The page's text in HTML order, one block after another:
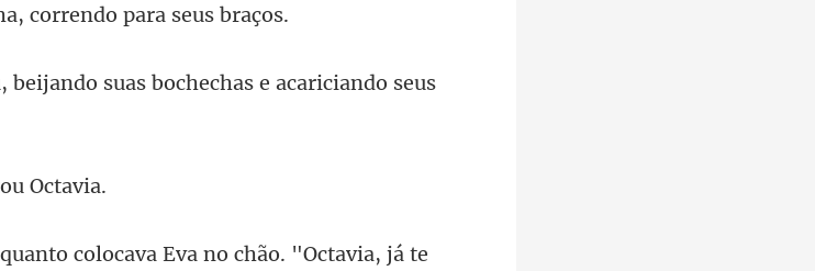
corren
beijando suas bochechas
o chão. "Octavia, já te